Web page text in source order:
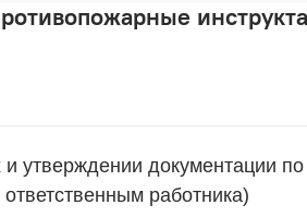
утверждении документации
работника)